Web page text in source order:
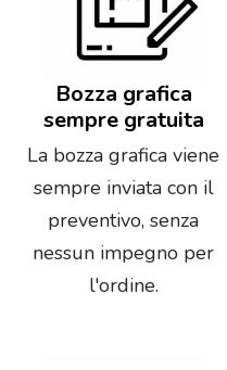
Bozza grafica
sempre gratuita
La bozza grafica viene
sempre inviata con il
preventivo, senza
nessun impegno per
l'ordine.